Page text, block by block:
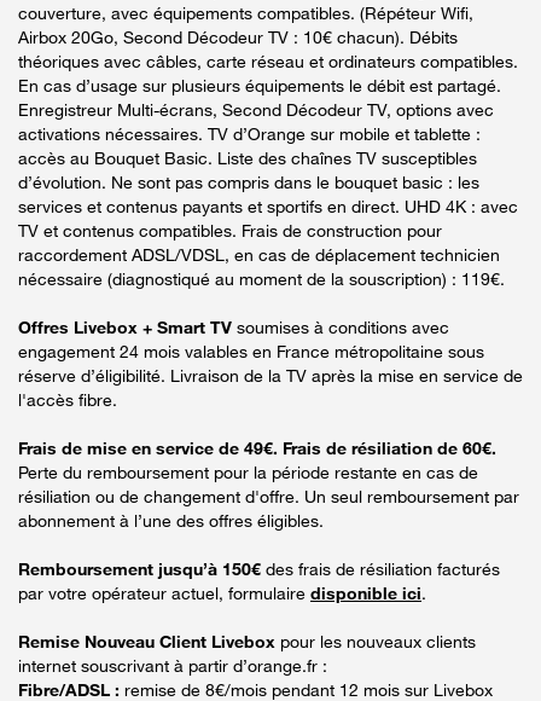
couverture, avec équipements compatibles. (Répéteur Wifi,
Airbox 20Go, Second Décodeur TV : 10€ chacun). Débits
théoriques avec câbles, carte réseau et ordinateurs compatibles.
En cas d’usage sur plusieurs équipements le débit est partagé.
Enregistreur Multi-écrans, Second Décodeur TV, options avec
activations nécessaires. TV d’Orange sur mobile et tablette :
accès au Bouquet Basic. Liste des chaînes TV susceptibles
d’évolution. Ne sont pas compris dans le bouquet basic : les
services et contenus payants et sportifs en direct. UHD 4K : avec
TV et contenus compatibles. Frais de construction pour
raccordement ADSL/VDSL, en cas de déplacement technicien
nécessaire (diagnostiqué au moment de la souscription) : 119€.
Offres Livebox + Smart TV soumises à conditions avec
engagement 24 mois valables en France métropolitaine sous
réserve d’éligibilité. Livraison de la TV après la mise en service de
l'accès fibre.
Frais de mise en service de 49€. Frais de résiliation de 60€.
Perte du remboursement pour la période restante en cas de
résiliation ou de changement d'offre. Un seul remboursement par
abonnement à l’une des offres éligibles.
Remboursement jusqu’à 150€ des frais de résiliation facturés
par votre opérateur actuel, formulaire disponible ici.
Remise Nouveau Client Livebox pour les nouveaux clients
internet souscrivant à partir d’orange.fr :
Fibre/ADSL : remise de 8€/mois pendant 12 mois sur Livebox